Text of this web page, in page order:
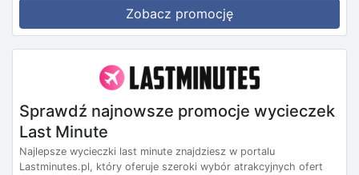
Zobacz promocję
Sprawdź najnowsze promocje wycieczek
Last Minute
Najlepsze wycieczki last minute znajdziesz w portalu
Lastminutes.pl, który oferuje szeroki wybór atrakcyjnych ofert